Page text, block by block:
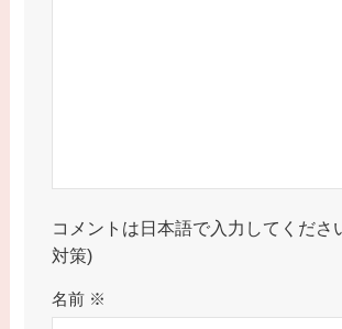
コメントは日本語で入力してくださ
対策)
名前 ※